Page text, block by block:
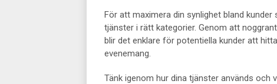
För att maximera din synlighet bland
tjänster i rätt kategorier. Genom att
blir det enklare för potentiella kunder att
evenemang.
Tänk igenom hur dina tjänster används och